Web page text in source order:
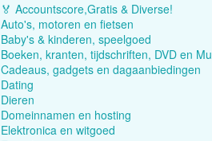
🏅 Accountscore,Gratis & Diverse!
Auto's, motoren en fietsen
Baby's & kinderen, speelgoed
Boeken, kranten, tijdschriften, DVD en
Cadeaus, gadgets en dagaanbiedingen
Dating
Dieren
Domeinnamen en hosting
Elektronica en witgoed